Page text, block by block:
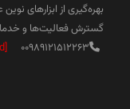
بهره‌گیری از ابزارهای
گسترش فعالیت‌ها و
00989121512263
[email protected]